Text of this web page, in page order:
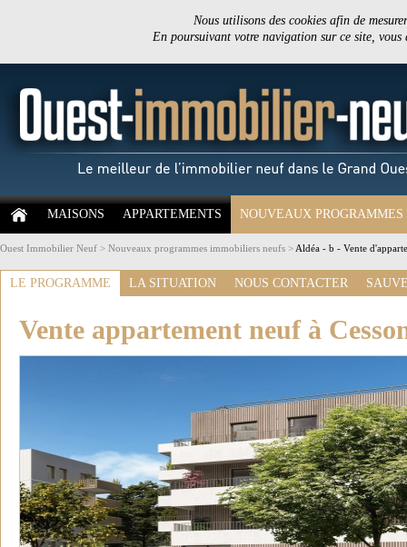
Nous utilisons des cookies afin de
En poursuivant votre navigation sur ce site,
MAISONS APPARTEMENTS NOUVEAUX PROGRAMMES
Ouest Immobilier Neuf > Nouveaux programmes immobiliers neufs > Aldéa - b - Vente
LE PROGRAMME LA SITUATION NOUS CONTACTER
Vente appartement neuf à